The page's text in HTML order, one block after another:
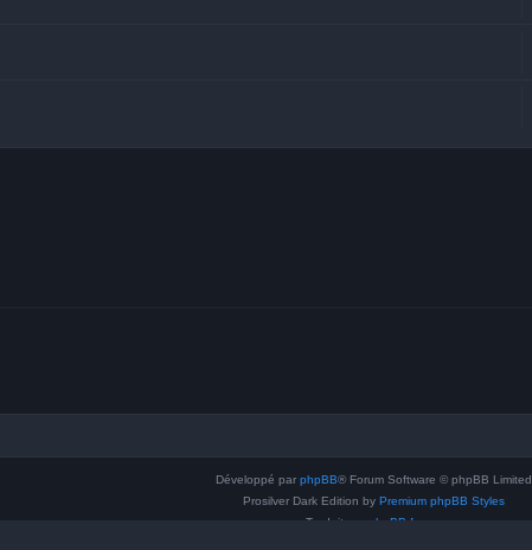
Développé par phpBB® Forum Software © phpBB Limited
Prosilver Dark Edition by Premium phpBB Styles
Traduit par
phpBB-fr.com